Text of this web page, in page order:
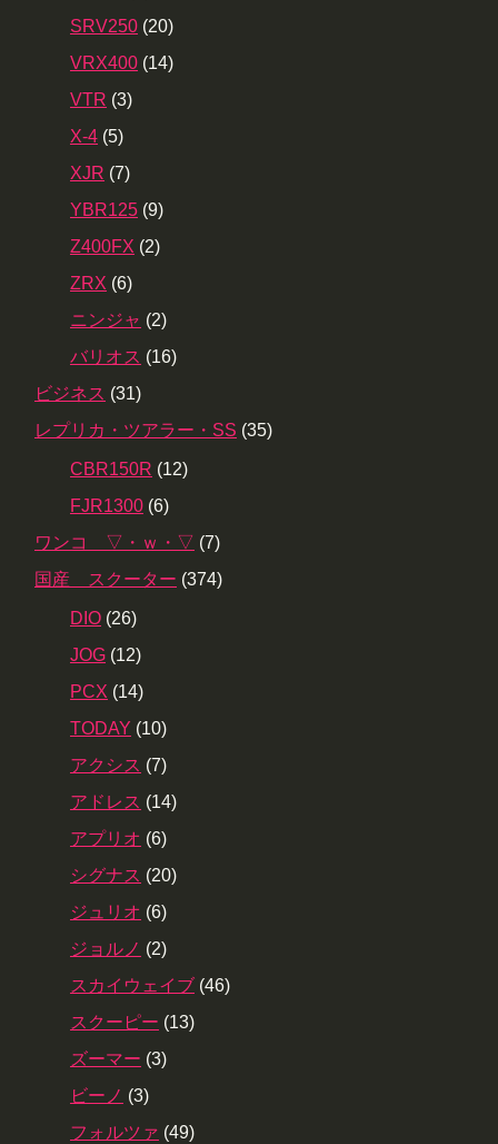
SRV250 (20)
VRX400 (14)
VTR (3)
X-4 (5)
XJR (7)
YBR125 (9)
Z400FX (2)
ZRX (6)
ニンジャ (2)
バリオス (16)
ビジネス (31)
レプリカ・ツアラー・SS (35)
CBR150R (12)
FJR1300 (6)
ワンコ ▽・ｗ・▽ (7)
国産 スクーター (374)
DIO (26)
JOG (12)
PCX (14)
TODAY (10)
アクシス (7)
アドレス (14)
アプリオ (6)
シグナス (20)
ジュリオ (6)
ジョルノ (2)
スカイウェイブ (46)
スクーピー (13)
ズーマー (3)
ビーノ (3)
フォルツァ (49)